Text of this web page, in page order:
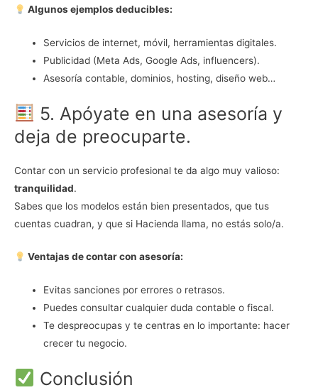
Algunos ejemplos deducibles:
Servicios de internet, móvil, herramientas digitales.
Publicidad (Meta Ads, Google Ads, influencers).
Asesoría contable, dominios, hosting, diseño web…
5. Apóyate en una asesoría y
deja de preocuparte.
Contar con un servicio profesional te da algo muy valioso:
tranquilidad.
Sabes que los modelos están bien presentados, que tus
cuentas cuadran, y que si Hacienda llama, no estás solo/a.
Ventajas de contar con asesoría:
Evitas sanciones por errores o retrasos.
Puedes consultar cualquier duda contable o fiscal.
Te despreocupas y te centras en lo importante: hacer
crecer tu negocio.
Conclusión